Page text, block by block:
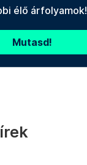
élő árfolyamok!
Mutasd!